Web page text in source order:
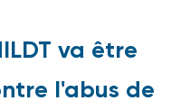
va être
l'abus de